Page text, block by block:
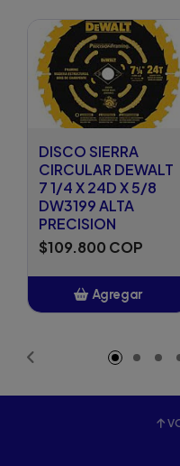
DISCO SIERRA
CIRCULAR DEWALT
7 1/4 X 24D X 5/8
DW3199 ALTA
PRECISION
$109.800 COP
Agregar